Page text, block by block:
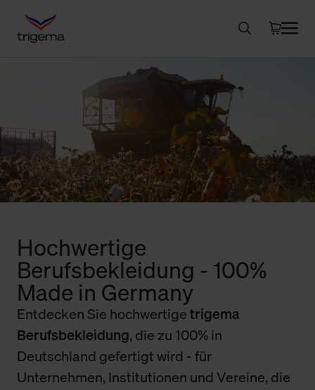
Hochwertige
Berufsbekleidung - 100%
Made in Germany
Entdecken Sie hochwertigetrigema
Berufsbekleidung, die zu 100% in
Deutschland gefertigt wird - für
Unternehmen, Institutionen und Vereine, die